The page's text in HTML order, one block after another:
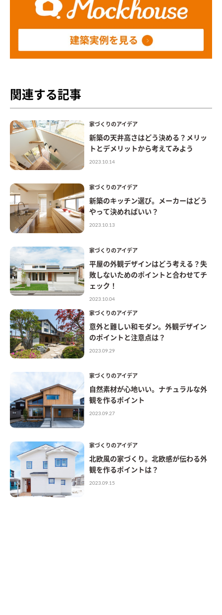
関連する記事
家づくりのアイデア
新築の天井高さはどう決める？メリッ
トとデメリットから考えてみよう
2023.10.14
家づくりのアイデア
新築のキッチン選び。メーカーはどう
やって決めればいい？
2023.10.13
家づくりのアイデア
平屋の外観デザインはどう考える？失
敗しないためのポイントと合わせてチ
ェック！
2023.10.04
家づくりのアイデア
意外と難しい和モダン。外観デザイン
のポイントと注意点は？
2023.09.29
家づくりのアイデア
自然素材が心地いい。ナチュラルな外
観を作るポイント
2023.09.27
家づくりのアイデア
北欧風の家づくり。北欧感が伝わる外
観を作るポイントは？
2023.09.15